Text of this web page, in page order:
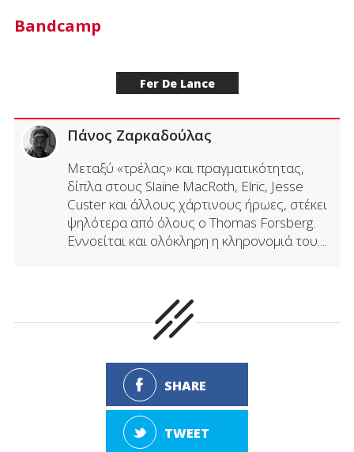
Bandcamp
Fer De Lance
Πάνος Ζαρκαδούλας
Μεταξύ «τρέλας» και πραγματικότητας,
δίπλα στους Slaine MacRoth, Elric, Jesse
Custer και άλλους χάρτινους ήρωες, στέκει
ψηλότερα από όλους ο Thomas Forsberg.
Εννοείται και ολόκληρη η κληρονομιά του....
SHARE
TWEET